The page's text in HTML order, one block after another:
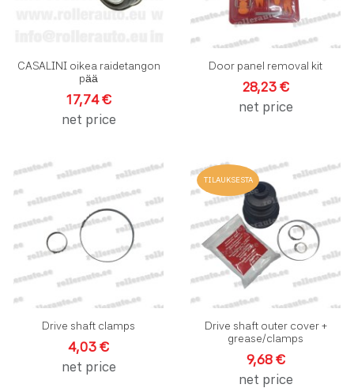
CASALINI oikea raidetangon
pää
17,74 €
net price
Door panel removal kit
28,23 €
net price
Lisää toivelistalle
Lisää vertailuun
Pikakatselu
Drive shaft clamps
4,03 €
net price
TILAUKSESTA
Drive shaft outer cover +
grease/clamps
9,68 €
net price